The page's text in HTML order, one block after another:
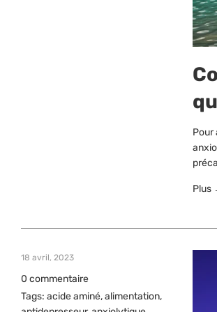
Pour
Plus
18 avril, 2023
0 commentaire
Tags: acide aminé,alimentation,